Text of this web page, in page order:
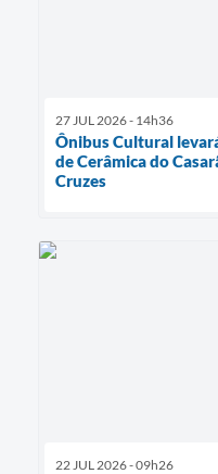
27 JUL 2026 - 14h36
Ônibus Cultural
de Cerâmica do
Cruzes
22 JUL 2026 - 09h26